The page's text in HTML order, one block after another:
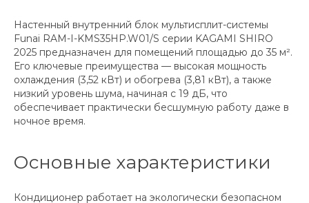
Настенный внутренний блок мультисплит-системы
Funai RAM-I-KMS35HP.W01/S серии KAGAMI SHIRO
2025 предназначен для помещений площадью до 35 м².
Его ключевые преимущества — высокая мощность
охлаждения (3,52 кВт) и обогрева (3,81 кВт), а также
низкий уровень шума, начиная с 19 дБ, что
обеспечивает практически бесшумную работу даже в
ночное время.
Основные характеристики
Кондиционер работает на экологически безопасном